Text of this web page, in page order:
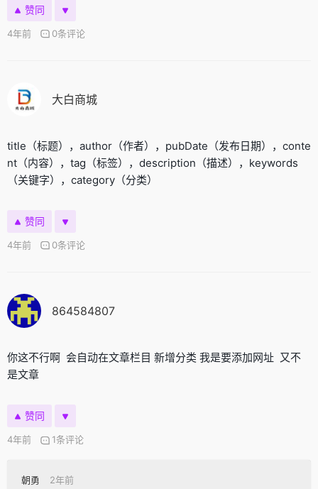
赞同
4年前 0条评论
大白商城
title（标题），author（作者），pubDate（发布日期），conte
nt（内容），tag（标签），description（描述），keywords
（关键字），category（分类）
赞同
4年前 0条评论
864584807
你这不行啊 会自动在文章栏目 新增分类 我是要添加网址 又不
是文章
赞同
4年前 1条评论
朝勇 2年前